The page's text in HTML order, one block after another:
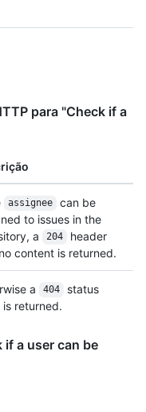
para "Check if a
assignee
can be
to issues in the
a
204
header
content is returned.
a 404
status
returned.
if a user can be